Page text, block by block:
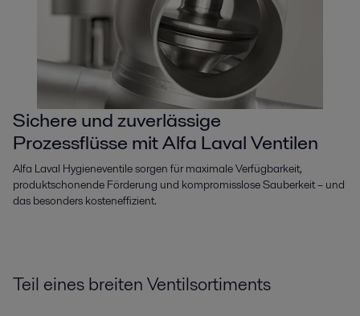
Sichere und zuverlässige
Prozessflüsse mit Alfa Laval Ventilen
Alfa Laval Hygieneventile sorgen für maximale Verfügbarkeit,
produktschonende Förderung und kompromisslose Sauberkeit – und
das besonders kosteneffizient.
Teil eines breiten Ventilsortiments